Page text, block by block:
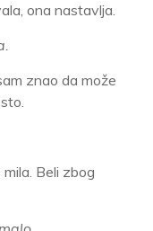
ona nastavlja.
znao da može
Beli zbog